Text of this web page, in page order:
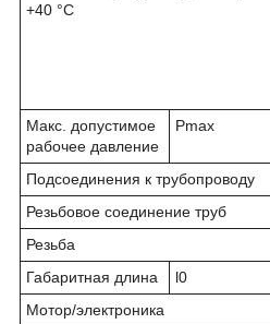
+40 °C
Макс. допустимое
рабочее давление
Pmax
Подсоединения к трубопроводу
Резьбовое соединение труб
Резьба
Габаритная длина
l0
Мотор/электроника